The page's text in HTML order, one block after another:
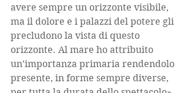
avere sempre un orizzonte visibile,
ma il dolore e i palazzi del potere gli
precludono la vista di questo
orizzonte. Al mare ho attribuito
un’importanza primaria rendendolo
presente, in forme sempre diverse,